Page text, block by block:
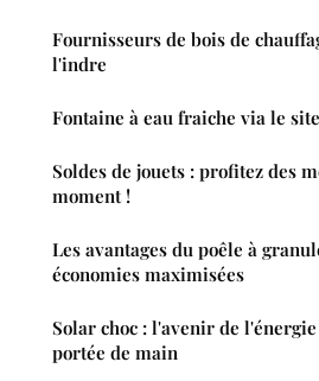
Fournisseurs de bois de
l'indre
Fontaine à eau fraiche via le
Soldes de jouets : profitez des
moment !
Les avantages du poêle à
économies maximisées
Solar choc : l'avenir de
portée de main